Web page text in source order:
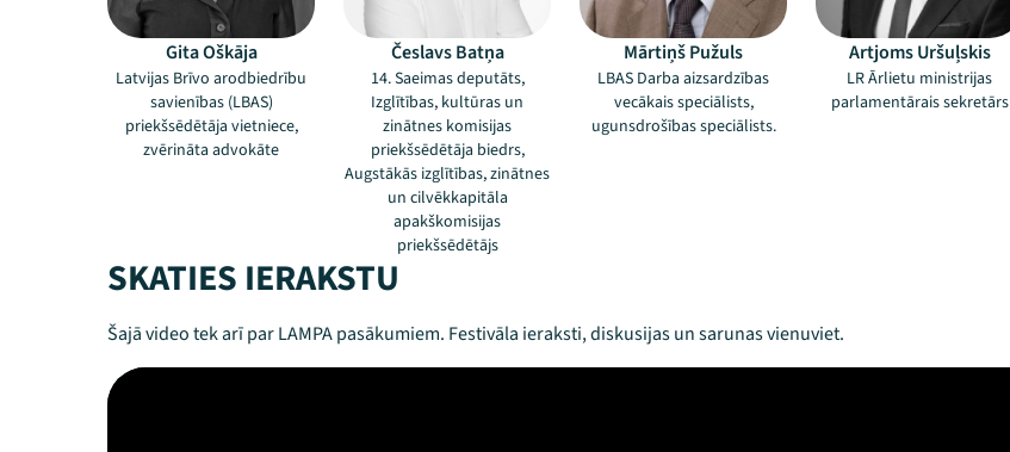
Gita Oškāja
Latvijas Brīvo arodbiedrību
savienības (LBAS)
priekšsēdētāja vietniece,
zvērināta advokāte
Česlavs Batņa
14. Saeimas deputāts,
Izglītības, kultūras un
zinātnes komisijas
priekšsēdētāja biedrs,
Augstākās izglītības, zinātnes
un cilvēkkapitāla
apakškomisijas
priekšsēdētājs
Mārtiņš Pužuls
LBAS Darba aizsardzības
vecākais speciālists,
ugunsdrošības speciālists.
Artjoms Uršuļskis
LR Ārlietu ministrijas
parlamentārais sekretārs
SKATIES IERAKSTU
Šajā video tek arī par LAMPA pasākumiem. Festivāla ieraksti, diskusijas un sarunas vienuviet.